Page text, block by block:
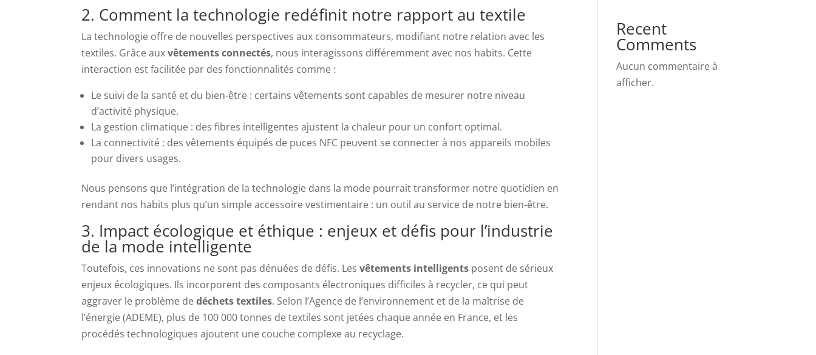
2. Comment la technologie redéfinit notre rapport au textile
La technologie offre de nouvelles perspectives aux consommateurs, modifiant notre relation avec les
textiles. Grâce auxvêtements connectés, nous interagissons différemment avec nos habits. Cette
interaction est facilitée par des fonctionnalités comme :
Le suivi de la santé et du bien-être : certains vêtements sont capables de mesurer notre niveau
d’activité physique.
La gestion climatique : des fibres intelligentes ajustent la chaleur pour un confort optimal.
La connectivité : des vêtements équipés de puces NFC peuvent se connecter à nos appareils mobiles
pour divers usages.
Nous pensons que l’intégration de la technologie dans la mode pourrait transformer notre quotidien en
rendant nos habits plus qu’un simple accessoire vestimentaire : un outil au service de notre bien-être.
3. Impact écologique et éthique : enjeux et défis pour l’industrie
de la mode intelligente
Toutefois, ces innovations ne sont pas dénuées de défis. Lesvêtements intelligents posent de sérieux
enjeux écologiques. Ils incorporent des composants électroniques difficiles à recycler, ce qui peut
aggraver le problème dedéchets textiles. Selon l’Agence de l’environnement et de la maîtrise de
l’énergie (ADEME), plus de 100 000 tonnes de textiles sont jetées chaque année en France, et les
procédés technologiques ajoutent une couche complexe au recyclage.
Recent
Comments
Aucun commentaire à
afficher.